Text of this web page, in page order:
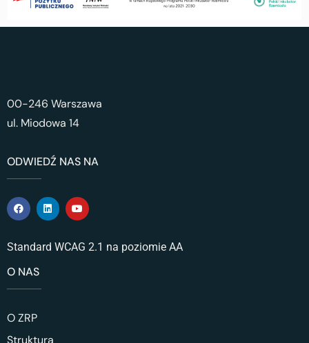
00-246 Warszawa
ul. Miodowa 14
ODWIEDŹ NAS NA
Standard WCAG 2.1 na poziomie AA
O NAS
O ZRP
Struktura